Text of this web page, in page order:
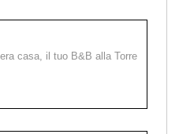
casa, il tuo B&B alla Torre